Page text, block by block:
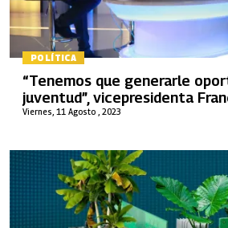
POLÍTICA
Viernes, 11 Agosto , 2023
“Tenemos que generarle
juventud”, vicepresidenta